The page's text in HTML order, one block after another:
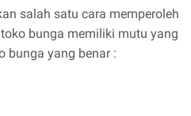
salah satu cara memperoleh
bunga memiliki mutu yang
bunga yang benar :